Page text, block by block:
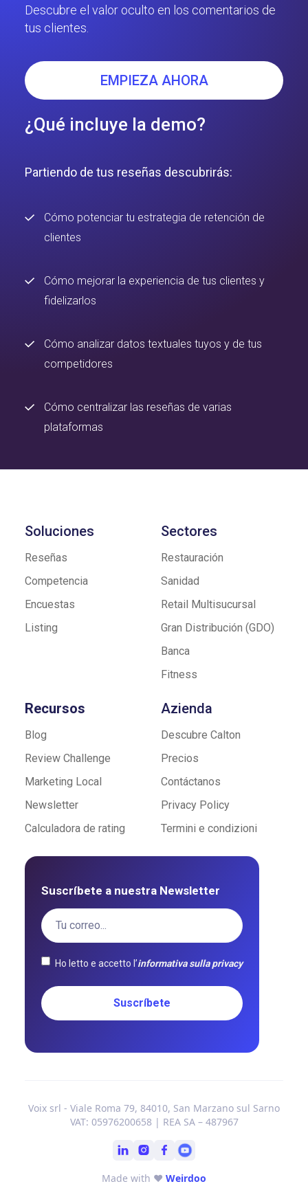
Descubre el valor oculto en los comentarios de
tus clientes.
EMPIEZA AHORA
¿Qué incluye la demo?
Partiendo de tus reseñas descubrirás:
Cómo potenciar tu estrategia de retención de
clientes
Cómo mejorar la experiencia de tus clientes y
fidelizarlos
Cómo analizar datos textuales tuyos y de tus
competidores
Cómo centralizar las reseñas de varias
plataformas
Soluciones
Reseñas
Competencia
Encuestas
Listing
Sectores
Restauración
Sanidad
Retail Multisucursal
Gran Distribución (GDO)
Banca
Fitness
Recursos
Blog
Review Challenge
Marketing Local
Newsletter
Calculadora de rating
Azienda
Descubre Calton
Precios
Contáctanos
Privacy Policy
Termini e condizioni
Suscríbete a nuestra Newsletter
Ho letto e accetto l’informativa sulla privacy
Voix srl - Viale Roma 79, 84010, San Marzano sul Sarno
VAT: 05976200658 | REA SA – 487967
Made with ❤ Weirdoo